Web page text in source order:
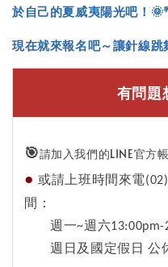
於自己的夏威夷陽光吧！
現在就來報名吧～讓針線跳
有問題
🎯請加入我們的LINE官方
● 或請上班時間來電
間：
週一~週六13:00pm-
週日及國定假日 公